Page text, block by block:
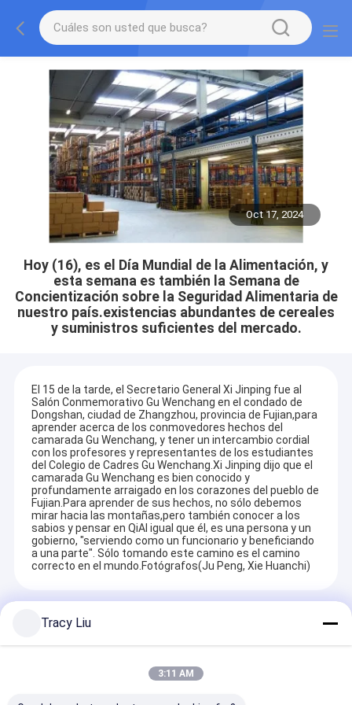
Oct 17, 2024
Hoy (16), es el Día Mundial de la Alimentación, y
esta semana es también la Semana de
Concientización sobre la Seguridad Alimentaria de
nuestro país.existencias abundantes de cereales
y suministros suficientes del mercado.
El 15 de la tarde, el Secretario General Xi Jinping fue al
Salón Conmemorativo Gu Wenchang en el condado de
Dongshan, ciudad de Zhangzhou, provincia de Fujian,para
aprender acerca de los conmovedores hechos del
camarada Gu Wenchang, y tener un intercambio cordial
con los profesores y representantes de los estudiantes
del Colegio de Cadres Gu Wenchang.Xi Jinping dijo que el
camarada Gu Wenchang es bien conocido y
profundamente arraigado en los corazones del pueblo de
Fujian.Para aprender de sus hechos, no sólo debemos
mirar hacia las montañas,pero también conocer a los
sabios y pensar en QiAl igual que él, es una persona y un
gobierno, "serviendo como un funcionario y beneficiando
a una parte". Sólo tomando este camino es el camino
correcto en el mundo.Fotógrafos(Ju Peng, Xie Huanchi)
Productos Recomendados
Tracy Liu
3:11 AM